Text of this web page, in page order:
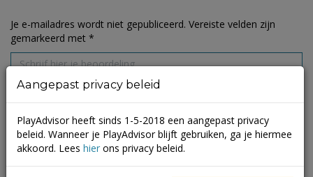
Je e-mailadres wordt niet gepubliceerd. Vereiste velden zijn
gemarkeerd met *
Aangepast privacy beleid
PlayAdvisor heeft sinds 1-5-2018 een aangepast privacy
beleid. Wanneer je PlayAdvisor blijft gebruiken, ga je hiermee
akkoord. Lees hier ons privacy beleid.